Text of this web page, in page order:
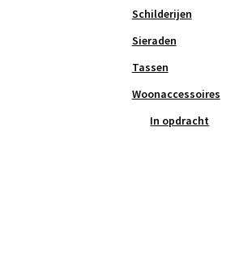
Schilderijen
Sieraden
Tassen
Woonaccessoires
In opdracht